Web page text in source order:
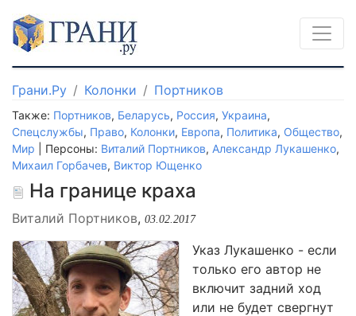
Грани.Ру Колонки Портников
Также: Портников, Беларусь, Россия, Украина,
Спецслужбы, Право, Колонки, Европа, Политика, Общество,
Мир | Персоны: Виталий Портников, Александр Лукашенко,
Михаил Горбачев, Виктор Ющенко
На границе краха
Виталий Портников, 03.02.2017
Указ Лукашенко - если
только его автор не
включит задний ход
или не будет свергнут